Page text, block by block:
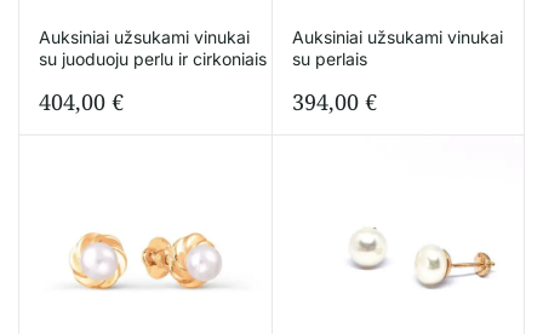
Auksiniai užsukami vinukai
su juoduoju perlu ir cirkoniais
404,00 €
Auksiniai užsukami vinukai
su perlais
394,00 €